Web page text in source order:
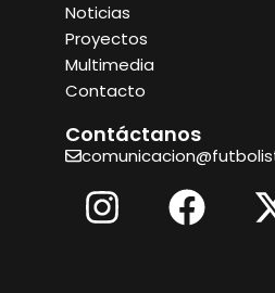
Noticias
Proyectos
Multimedia
Contacto
Contáctanos